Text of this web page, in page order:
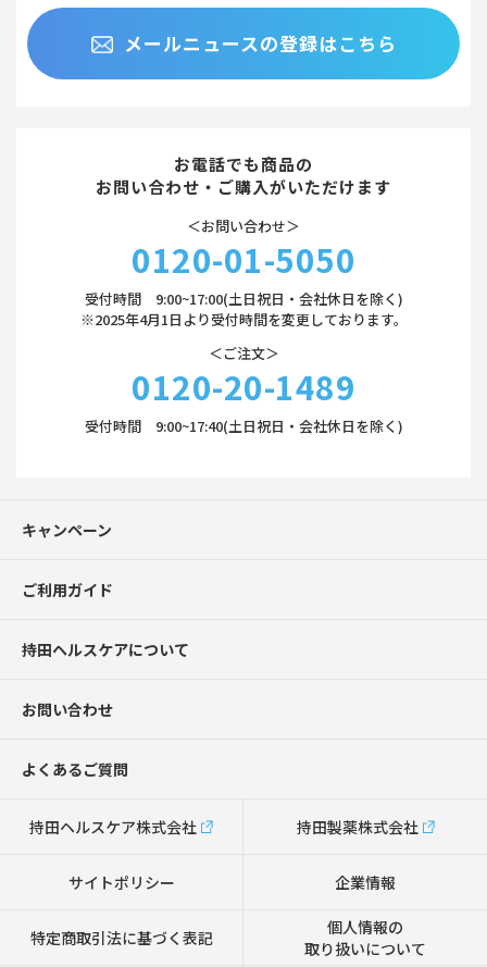
メールニュースの登録はこちら
お電話でも商品の
お問い合わせ・ご購入がいただけます
＜お問い合わせ＞
0120-01-5050
受付時間 9:00~17:00(土日祝日・会社休日を除く)
※2025年4月1日より受付時間を変更しております。
＜ご注文＞
0120-20-1489
受付時間 9:00~17:40(土日祝日・会社休日を除く)
キャンペーン
ご利用ガイド
持田ヘルスケアについて
お問い合わせ
よくあるご質問
持田ヘルスケア株式会社 持田製薬株式会社
サイトポリシー 企業情報
特定商取引法に基づく表記
個人情報の
取り扱いについて